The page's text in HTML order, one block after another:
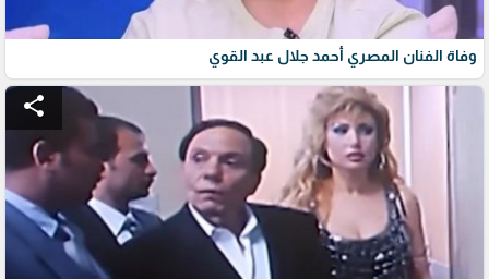
وفاة الفنان المصري أحمد جلال عبد القوي
share